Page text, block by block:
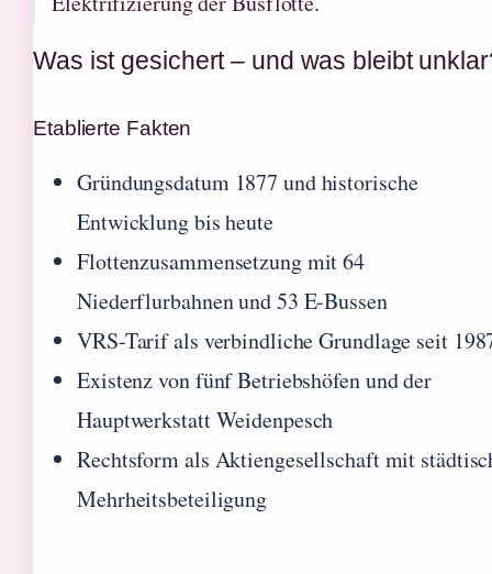
Was ist gesichert – und was bleibt
Etablierte Fakten
Gründungsdatum 1877 und historische
Entwicklung bis heute
Flottenzusammensetzung mit 64
Niederflurbahnen und 53 E-Bussen
VRS-Tarif als verbindliche Grundlage seit
Existenz von fünf Betriebshöfen und der
Hauptwerkstatt Weidenpesch
Rechtsform als Aktiengesellschaft mit
Mehrheitsbeteiligung